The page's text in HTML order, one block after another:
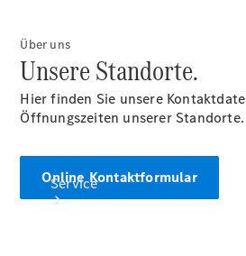
Service
Über uns
Unsere Standorte.
Hier finden Sie unsere
Öffnungszeiten unserer Standorte.
Online Kontaktformular